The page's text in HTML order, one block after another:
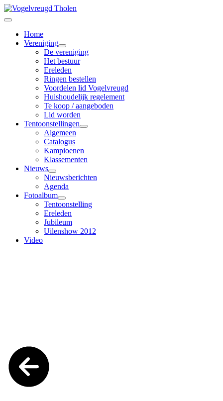
Home
Vereniging
De vereniging
Het bestuur
Ereleden
Ringen bestellen
Voordelen lid Vogelvreugd
Huishoudelijk regelement
Te koop / aangeboden
Lid worden
Tentoonstellingen
Algemeen
Catalogus
Kampioenen
Klassementen
Nieuws
Nieuwsberichten
Agenda
Fotoalbum
Tentoonstelling
Ereleden
Jubileum
Uilenshow 2012
Video